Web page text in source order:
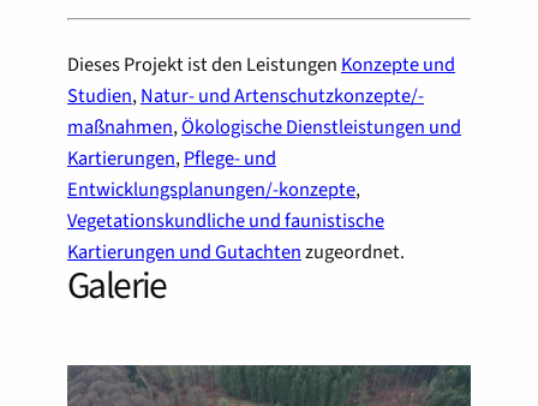
Dieses Projekt ist den LeistungenKonzepte und
Studien,Natur- und Artenschutzkonzepte/-
maßnahmen,Ökologische Dienstleistungen und
Kartierungen,Pflege- und
Entwicklungsplanungen/-konzepte,
Vegetationskundliche und faunistische
Kartierungen und Gutachtenzugeordnet.
Galerie